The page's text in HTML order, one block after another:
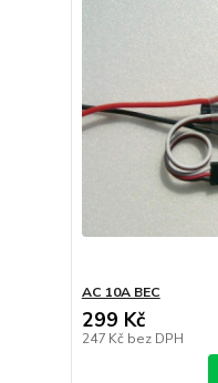
AC 10A BEC
299 Kč
247 Kč bez DPH